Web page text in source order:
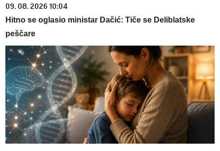
09. 08. 2026 10:04
Hitno se oglasio ministar Dačić: Tiče se Deliblatske
peščare